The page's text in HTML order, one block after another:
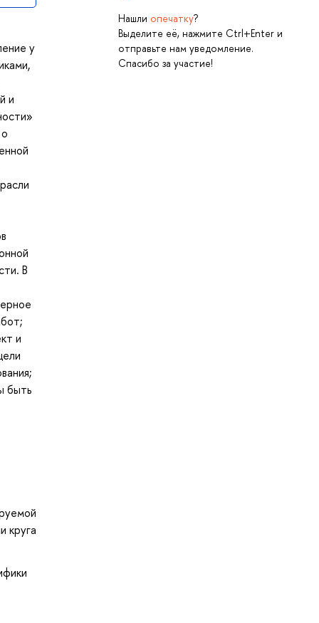
Нашли опечатку?
Выделите её, нажмите Ctrl+Enter и
отправьте нам уведомление.
Спасибо за участие!
у
и
В
и
быть
круга